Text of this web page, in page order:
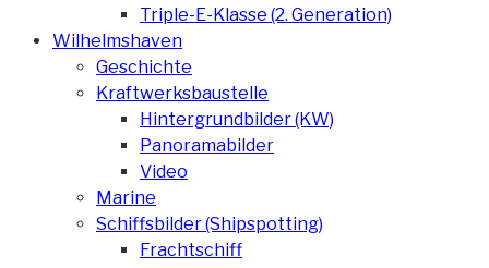
Triple-E-Klasse (2. Generation)
Wilhelmshaven
Geschichte
Kraftwerksbaustelle
Hintergrundbilder (KW)
Panoramabilder
Video
Marine
Schiffsbilder (Shipspotting)
Frachtschiff